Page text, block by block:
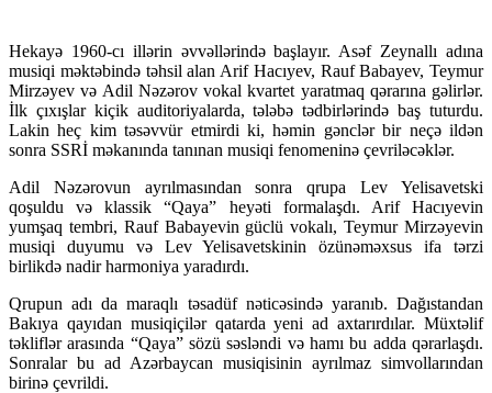
Hekayə 1960-cı illərin əvvəllərində başlayır. Asəf Zeynallı adına
musiqi məktəbində təhsil alan Arif Hacıyev, Rauf Babayev, Teymur
Mirzəyev və Adil Nəzərov vokal kvartet yaratmaq qərarına gəlirlər.
İlk çıxışlar kiçik auditoriyalarda, tələbə tədbirlərində baş tuturdu.
Lakin heç kim təsəvvür etmirdi ki, həmin gənclər bir neçə ildən
sonra SSRİ məkanında tanınan musiqi fenomeninə çevriləcəklər.
Adil Nəzərovun ayrılmasından sonra qrupa Lev Yelisavetski
qoşuldu və klassik “Qaya” heyəti formalaşdı. Arif Hacıyevin
yumşaq tembri, Rauf Babayevin güclü vokalı, Teymur Mirzəyevin
musiqi duyumu və Lev Yelisavetskinin özünəməxsus ifa tərzi
birlikdə nadir harmoniya yaradırdı.
Qrupun adı da maraqlı təsadüf nəticəsində yaranıb. Dağıstandan
Bakıya qayıdan musiqiçilər qatarda yeni ad axtarırdılar. Müxtəlif
təkliflər arasında “Qaya” sözü səsləndi və hamı bu adda qərarlaşdı.
Sonralar bu ad Azərbaycan musiqisinin ayrılmaz simvollarından
birinə çevrildi.